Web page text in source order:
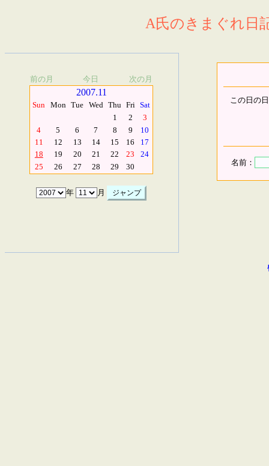
A氏のきまぐれ日
前の月 今日 次の月
2007.11
Sun Mon Tue Wed Thu Fri Sat
1
2
3
4
5 6 7 8 9
10
11
12 13 14 15 16
17
18
19 20 21 22 23
24
25
26 27 28 29 30
年 月
この日の
名前：